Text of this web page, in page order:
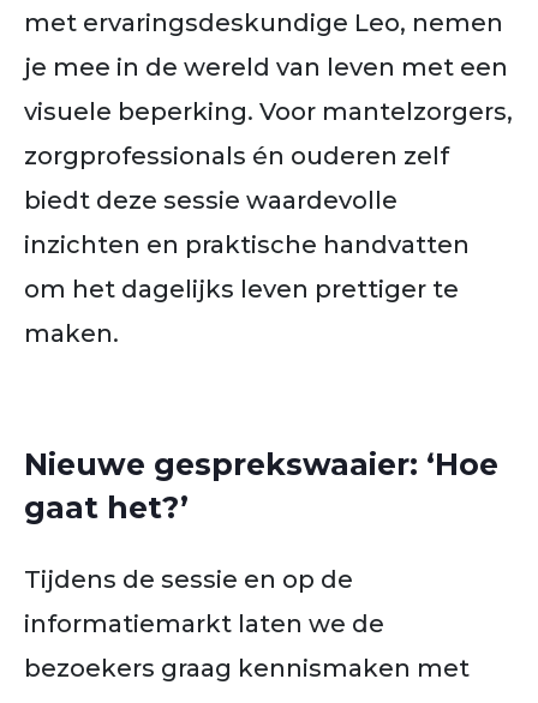
met ervaringsdeskundige Leo, nemen
je mee in de wereld van leven met een
visuele beperking. Voor mantelzorgers,
zorgprofessionals én ouderen zelf
biedt deze sessie waardevolle
inzichten en praktische handvatten
om het dagelijks leven prettiger te
maken.
Nieuwe gesprekswaaier: ‘Hoe
gaat het?’
Tijdens de sessie en op de
informatiemarkt laten we de
bezoekers graag kennismaken met